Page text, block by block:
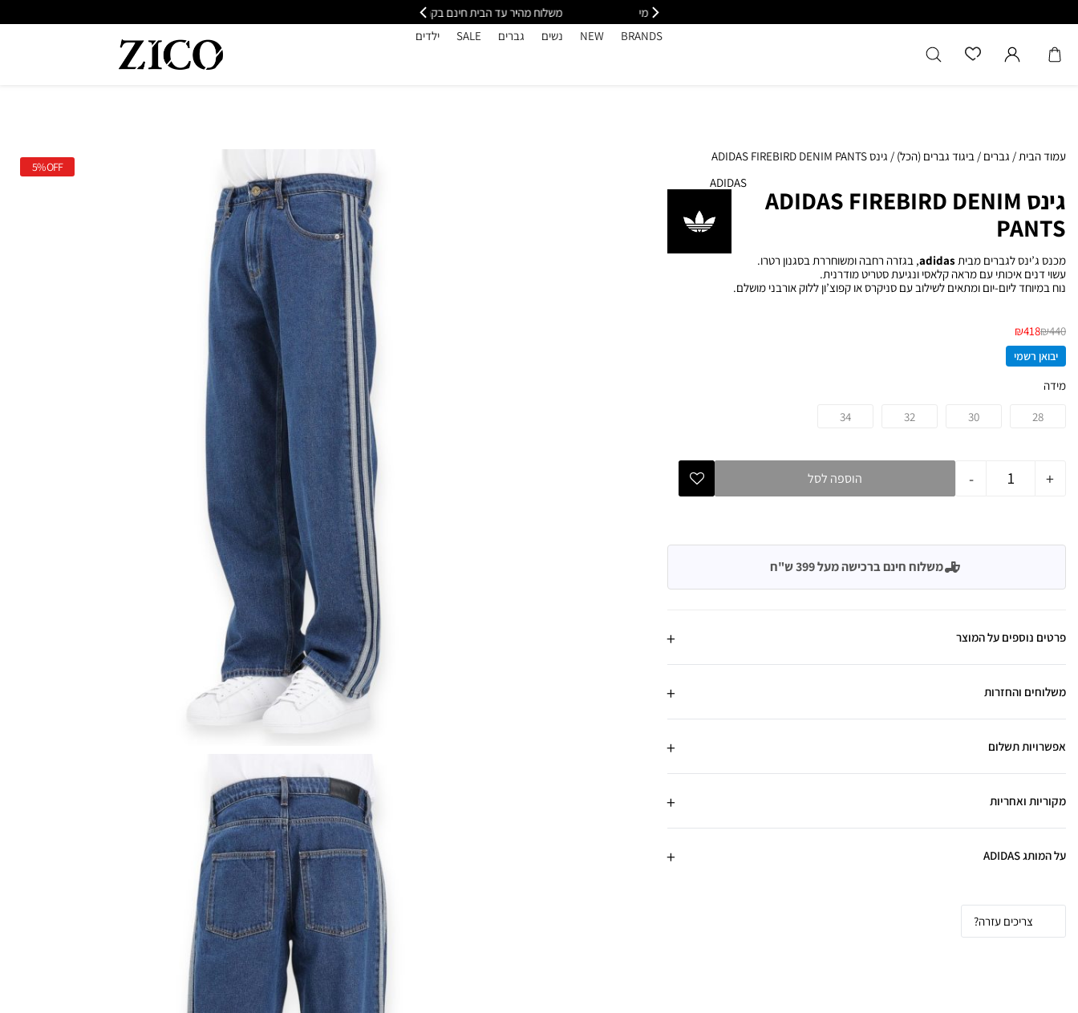
משלוח מהיר עד הבית חינם בקנייה מעל 399
BRANDS
NEW נשים גברים SALE ילדים
5%OFF
עמוד הבית/ גברים / ביגוד גברים (הכל) / גינס ADIDAS FIREBIRD DENIM PANTS
גינס ADIDAS FIREBIRD DENIM
PANTS
ADIDAS
מכנס ג’ינס לגברים מביתadidas, בגזרה רחבה ומשוחררת בסגנון רטרו.
עשוי דנים איכותי עם מראה קלאסי ונגיעת סטריט מודרנית.
נוח במיוחד ליום-יום ומתאים לשילוב עם סניקרס או קפוצ’ון ללוק אורבני מושלם.
₪440
₪418
יבואן רשמי
מידה
28
30
32
34
- + הוספה לסל
משלוח חינם ברכישה מעל 399 ש"ח
פרטים נוספים על המוצר
משלוחים והחזרות
אפשרויות תשלום
מקוריות ואחריות
על המותג ADIDAS
צריכים עזרה?